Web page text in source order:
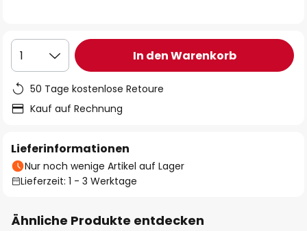
1 In den Warenkorb
50 Tage kostenlose Retoure
Kauf auf Rechnung
Lieferinformationen
Nur noch wenige Artikel auf Lager
Lieferzeit: 1 - 3 Werktage
Ähnliche Produkte entdecken